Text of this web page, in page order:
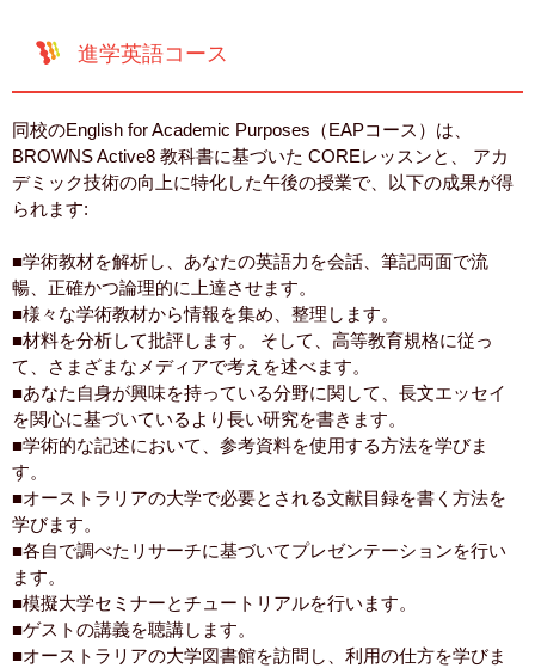
進学英語コース
同校のEnglish for Academic Purposes（EAPコース）は、
BROWNS Active8 教科書に基づいた COREレッスンと、 アカ
デミック技術の向上に特化した午後の授業で、以下の成果が得
られます:
■学術教材を解析し、あなたの英語力を会話、筆記両面で流
暢、正確かつ論理的に上達させます。
■様々な学術教材から情報を集め、整理します。
■材料を分析して批評します。 そして、高等教育規格に従っ
て、さまざまなメディアで考えを述べます。
■あなた自身が興味を持っている分野に関して、長文エッセイ
を関心に基づいているより長い研究を書きます。
■学術的な記述において、参考資料を使用する方法を学びま
す。
■オーストラリアの大学で必要とされる文献目録を書く方法を
学びます。
■各自で調べたリサーチに基づいてプレゼンテーションを行い
ます。
■模擬大学セミナーとチュートリアルを行います。
■ゲストの講義を聴講します。
■オーストラリアの大学図書館を訪問し、利用の仕方を学びま